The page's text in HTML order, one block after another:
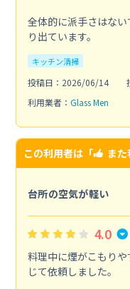
全体的に派手さはな
り出ています。
キッチン清掃
投稿日：2026/06/14
利用業者： Glass Men
この利用者は「 ま
台所の空気が軽い
4.0
料理中に煙がこもり
じて依頼しました。